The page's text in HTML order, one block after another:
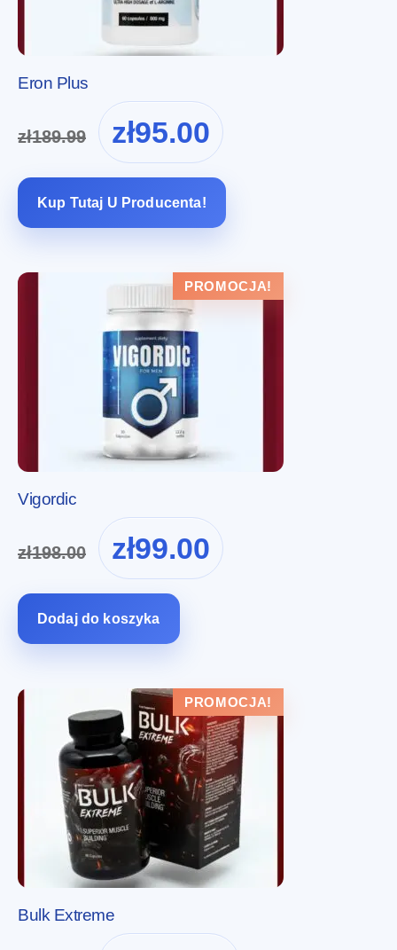
Eron Plus
zł189.99
Pierwotna
cena
wynosiła:
zł95.00
cena
zł95.00.
Kup Tutaj U Producenta!
PROMOCJA!
Vigordic
zł198.00
Pierwotna
cena
wynosiła:
zł99.00
cena
Dodaj do koszyka
PROMOCJA!
Bulk Extreme
Pierwotna